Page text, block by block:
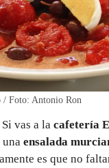
/ Foto: Antonio Ron
vas a la cafetería
ensalada
es que no